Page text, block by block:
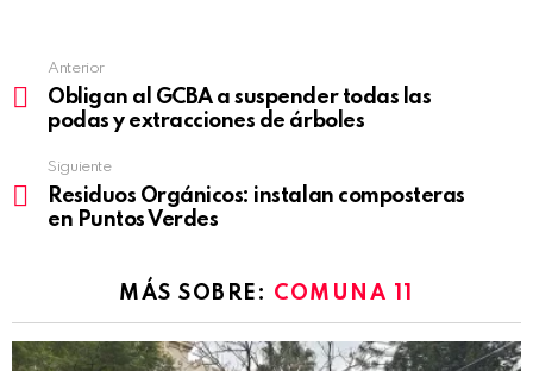
See
more
Anterior
Obligan al GCBA a suspender todas las
podas y extracciones de árboles
Siguiente
Residuos Orgánicos: instalan composteras
en Puntos Verdes
MÁS SOBRE: COMUNA 11